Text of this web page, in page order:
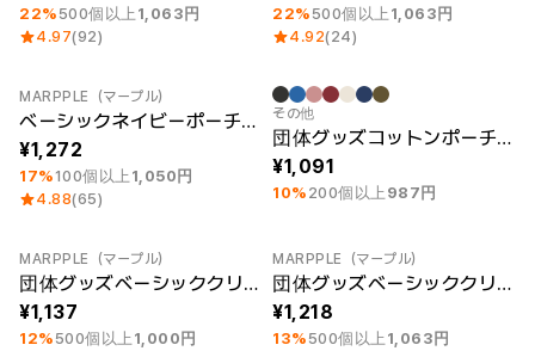
22% 500個以上 1,063円
4.97(92)
22% 500個以上 1,063円
4.92(24)
最小注文数量 1個
MARPPLE（マープル）
ベーシックネイビーポーチ（M）
1,272
17% 100個以上 1,050円
4.88(65)
最小注文数量 30個
その他
団体グッズコットンポーチ（中)
1,091
10% 200個以上 987円
最小注文数量 30個
MARPPLE（マープル）
団体グッズベーシッククリームポーチ（M)
1,137
12% 500個以上 1,000円
最小注文数量 30個
MARPPLE（マープル）
団体グッズベーシッククリームポーチ（L)
1,218
13% 500個以上 1,063円